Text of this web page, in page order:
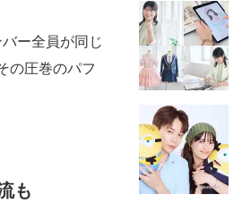
ー全員が同じ
の圧巻のパフ
も